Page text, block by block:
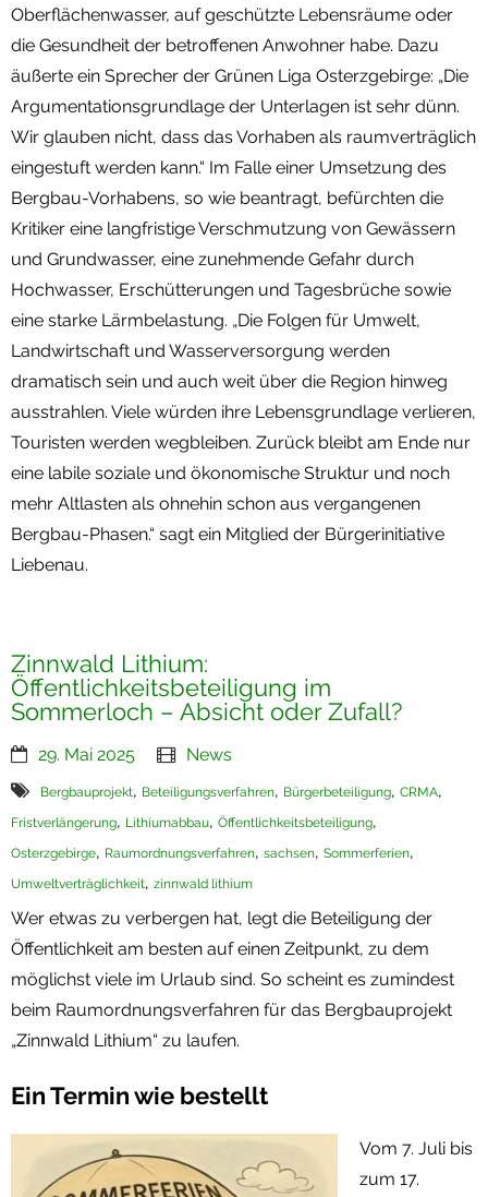
Oberflächenwasser, auf geschützte Lebensräume oder
die Gesundheit der betroffenen Anwohner habe. Dazu
äußerte ein Sprecher der Grünen Liga Osterzgebirge: „Die
Argumentationsgrundlage der Unterlagen ist sehr dünn.
Wir glauben nicht, dass das Vorhaben als raumverträglich
eingestuft werden kann.“ Im Falle einer Umsetzung des
Bergbau-Vorhabens, so wie beantragt, befürchten die
Kritiker eine langfristige Verschmutzung von Gewässern
und Grundwasser, eine zunehmende Gefahr durch
Hochwasser, Erschütterungen und Tagesbrüche sowie
eine starke Lärmbelastung. „Die Folgen für Umwelt,
Landwirtschaft und Wasserversorgung werden
dramatisch sein und auch weit über die Region hinweg
ausstrahlen. Viele würden ihre Lebensgrundlage verlieren,
Touristen werden wegbleiben. Zurück bleibt am Ende nur
eine labile soziale und ökonomische Struktur und noch
mehr Altlasten als ohnehin schon aus vergangenen
Bergbau-Phasen.“ sagt ein Mitglied der Bürgerinitiative
Liebenau.
Zinnwald Lithium:
Öffentlichkeitsbeteiligung im
Sommerloch – Absicht oder Zufall?
29. Mai 2025 News
Bergbauprojekt, Beteiligungsverfahren, Bürgerbeteiligung, CRMA,
Fristverlängerung, Lithiumabbau, Öffentlichkeitsbeteiligung,
Osterzgebirge, Raumordnungsverfahren, sachsen, Sommerferien,
Umweltverträglichkeit, zinnwald lithium
Wer etwas zu verbergen hat, legt die Beteiligung der
Öffentlichkeit am besten auf einen Zeitpunkt, zu dem
möglichst viele im Urlaub sind. So scheint es zumindest
beim Raumordnungsverfahren für das Bergbauprojekt
„Zinnwald Lithium“ zu laufen.
Ein Termin wie bestellt
Vom 7. Juli bis
zum 17.